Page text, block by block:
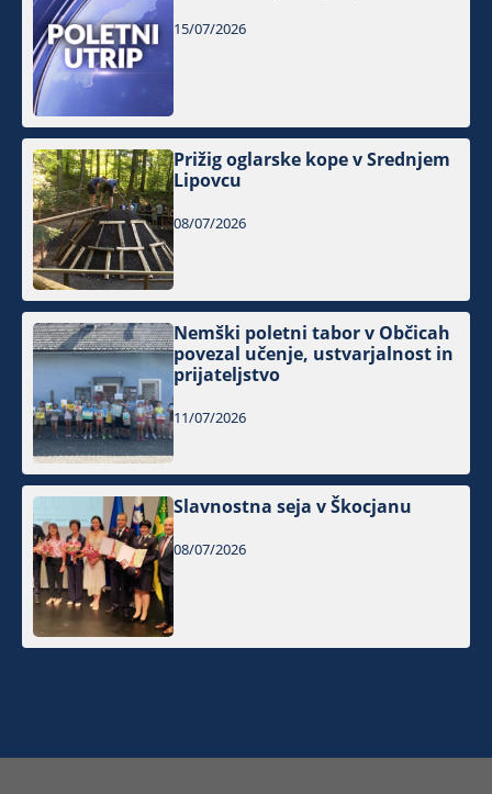
15/07/2026
Prižig oglarske kope v Srednjem
Lipovcu
08/07/2026
Nemški poletni tabor v Občicah
povezal učenje, ustvarjalnost in
prijateljstvo
11/07/2026
Slavnostna seja v Škocjanu
08/07/2026